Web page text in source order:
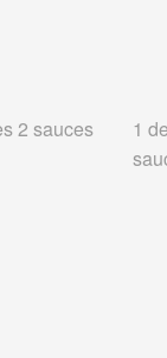
2 sauces
1